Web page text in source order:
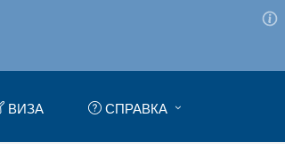
ВИЗА СПРАВКА